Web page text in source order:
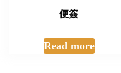
便簽
Read more